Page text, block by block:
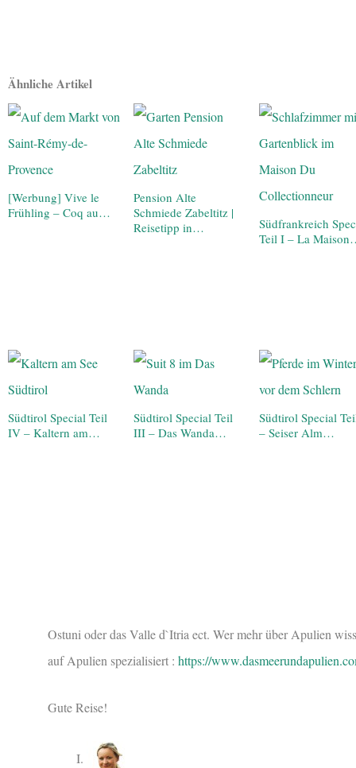
Ähnliche Artikel
[Werbung] Vive le
Frühling – Coq au…
Pension Alte
Schmiede Zabeltitz |
Reisetipp in…
Südfrankreich
Teil I – La
Südtirol Special Teil
IV – Kaltern am…
Südtirol Special Teil
III – Das Wanda…
Südtirol Special
– Seiser Alm…
Ostuni oder das Valle d`Itria ect. Wer mehr über Apulien
auf Apulien spezialisiert : https://
Gute Reise!